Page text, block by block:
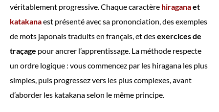
véritablement progressive. Chaque caractère hiraganaet
katakanaest présenté avec sa prononciation, des exemples
de mots japonais traduits en français, et desexercices de
traçage pour ancrer l’apprentissage. La méthode respecte
un ordre logique : vous commencez par les hiragana les plus
simples, puis progressez vers les plus complexes, avant
d’aborder les katakana selon le même principe.